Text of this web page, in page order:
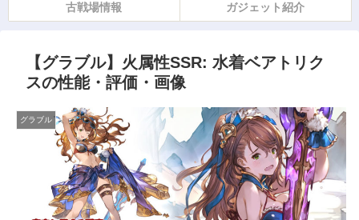
古戦場情報 ガジェット紹介
【グラブル】火属性SSR: 水着ベアトリク
スの性能・評価・画像
グラブル